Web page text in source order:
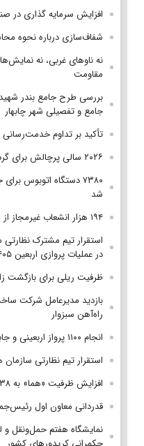
افزایش سرمایه گذاری در
شفاف‌سازی درباره نحوه
نه ناوهای غربی، نه
مقاومت
بررسی طرح جامع بندر
جامع و تفصیلی شهر چابهار
تأکید بر تداوم
۲۰۲۶ سالی پرچالش برای گردشگری آسیا
۷۳۸۰ دستگاه اتوبوس
شد
۱۹۴ هزار انشعاب غیرمجاز از شبکه برق جمع‌آوری شد
استقرار تیم مشترک نظارتی
در عملیات پروازی اربعین ۱۴۰۵
ظرفیت ریلی برای بازگشت
بازدید مدیرعامل شرکت
راه‌آهن سبزوار
انجام ۱۱۰۰ پرواز اربعینی و جابه‌جایی ۱۴۱ هزار زائر تا ۱۲ مرداد
استقرار تیم‌ نظارتی
افزایش ظرفیت «هما» به ۳۸ هزار صندلی در اربعین ۱۴۰۵
قدردانی معاون اول
نمایشگاه هفتم حمل‌ونقل